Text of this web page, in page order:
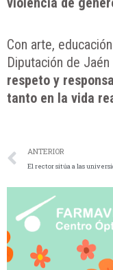
Con arte,
Diputación de
respeto y
tanto en la vida
ANTERIOR